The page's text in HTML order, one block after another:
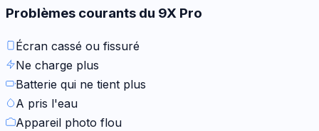
Problèmes courants du 9X Pro
Écran cassé ou fissuré
Ne charge plus
Batterie qui ne tient plus
A pris l'eau
Appareil photo flou